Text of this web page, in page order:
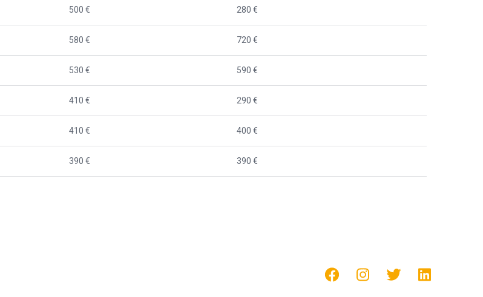
500 € 280 €
580 € 720 €
530 € 590 €
410 € 290 €
410 € 400 €
390 € 390 €